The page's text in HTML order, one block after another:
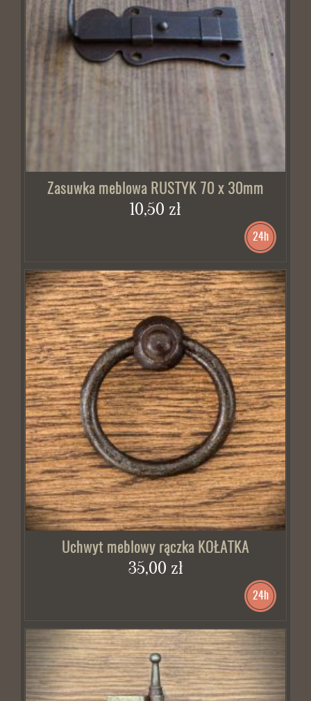
Zasuwka meblowa RUSTYK 70 x 30mm
10,50 zł
24h
Uchwyt meblowy rączka KOŁATKA
35,00 zł
24h